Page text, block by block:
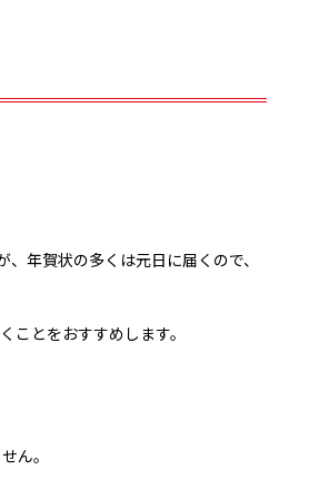
年賀状の多くは元日に届くので、
とをおすすめします。
ん。